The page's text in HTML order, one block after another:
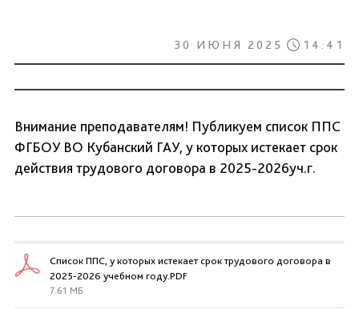
30 ИЮНЯ 2025 14:41
Внимание преподавателям! Публикуем список ППС
ФГБОУ ВО Кубанский ГАУ, у которых истекает срок
действия трудового договора в 2025-2026уч.г.
Список ППС, у которых истекает срок трудового договора в
2025-2026 учебном году.PDF
7.61 МБ